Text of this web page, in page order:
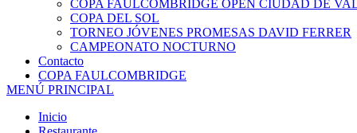
COPA FAULCOMBRIDGE OPEN CIUDAD DE
COPA DEL SOL
TORNEO JÓVENES PROMESAS DAVID FERRER
CAMPEONATO NOCTURNO
Contacto
COPA FAULCOMBRIDGE
MENÚ PRINCIPAL
Inicio